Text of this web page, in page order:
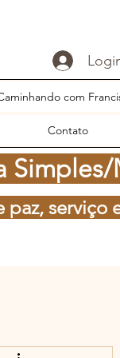
com
Contato
serviço